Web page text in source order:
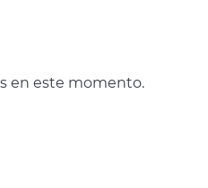
en este momento.